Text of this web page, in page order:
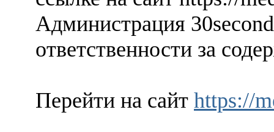
Администрация
ответственности за
Перейти на сайт https://